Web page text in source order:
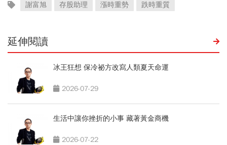
謝富旭 存股助理 漲時重勢 跌時重質
延伸閱讀
冰王狂想 保冷祕方改寫人類夏天命運
2026-07-29
生活中讓你挫折的小事 藏著黃金商機
2026-07-22